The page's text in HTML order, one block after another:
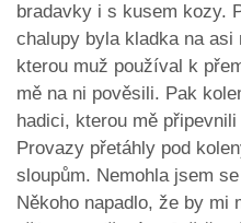
bradavky i s kusem kozy.
chalupy byla kladka na asi
kterou muž používal k
mě na ni pověsili. Pak
hadici, kterou mě
Provazy přetáhly pod
sloupům. Nemohla jsem
Někoho napadlo, že by mi